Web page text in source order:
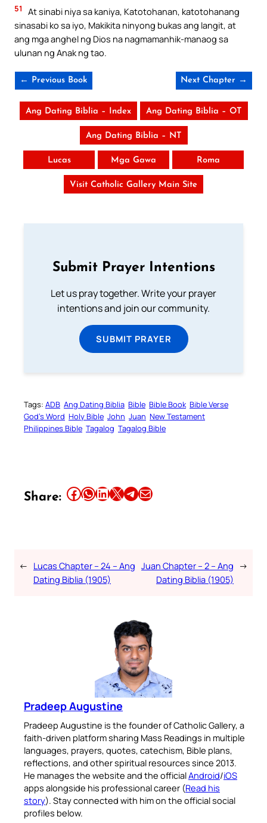
51
At sinabi niya sa kaniya, Katotohanan, katotohanang
sinasabi ko sa iyo, Makikita ninyong bukas ang langit, at
ang mga anghel ng Dios na nagmamanhik-manaog sa
ulunan ng Anak ng tao.
← Previous Book Next Chapter →
Ang Dating Biblia – Index Ang Dating Biblia – OT
Ang Dating Biblia – NT
Lucas Mga Gawa Roma
Visit Catholic Gallery Main Site
Submit Prayer Intentions
Let us pray together. Write your prayer
intentions and join our community.
SUBMIT PRAYER
Tags: ADB Ang Dating Biblia Bible Bible Book Bible Verse
God’s Word Holy Bible John Juan New Testament
Philippines Bible Tagalog Tagalog Bible
Share: Share this article on Facebook Share this article on WhatsApp Share this article on LinkedIn Share this article on X Share this article on TelegramEmail this Article
← Lucas Chapter – 24 – Ang
Dating Biblia (1905)
Juan Chapter – 2 – Ang
Dating Biblia (1905)
→
Pradeep Augustine
Pradeep Augustine is the founder of Catholic Gallery, a
faith-driven platform sharing Mass Readings in multiple
languages, prayers, quotes, catechism, Bible plans,
reflections, and other spiritual resources since 2013.
He manages the website and the officialAndroid/iOS
apps alongside his professional career (Read his
story). Stay connected with him on the official social
profiles below.